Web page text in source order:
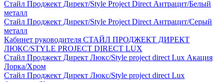
Стайл Проджект Директ/Style Project Direct Антрацит/Белый
металл
Стайл Проджект Директ/Style Project Direct Антрацит/Серый
металл
Кабинет руководителя СТАЙЛ ПРОДЖЕКТ ДИРЕКТ
ЛЮКС/STYLE PROJECT DIRECT LUX
Стайл Проджект Директ Люкс/Style project direct Lux Акация
Лорка/Хром
Стайл Проджект Директ Люкс/Style project direct Lux